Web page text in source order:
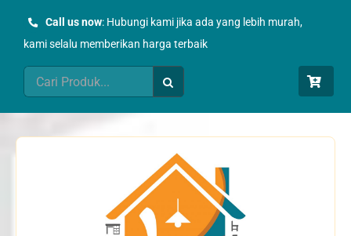
Call us now: Hubungi kami jika ada yang lebih murah,
kami selalu memberikan harga terbaik
Search
for: